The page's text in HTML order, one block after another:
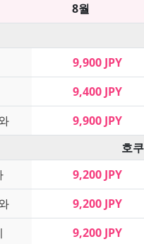
8월
9,900 JPY
9,400 JPY
9,900 JPY
호
9,200 JPY
9,200 JPY
9,200 JPY